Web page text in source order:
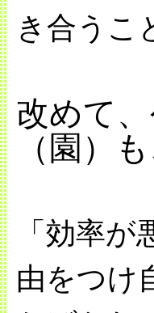
き合うこ
改めて
（園）
「効率
由をつけ